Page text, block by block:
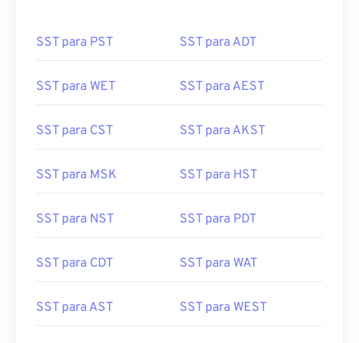
SST para PST SST para ADT
SST para WET SST para AEST
SST para CST SST para AKST
SST para MSK SST para HST
SST para NST SST para PDT
SST para CDT SST para WAT
SST para AST SST para WEST